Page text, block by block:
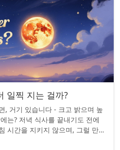
일찍 지는 걸까?
, 거기 있습니다 - 크고 밝으며 높
는? 저녁 식사를 끝내기도 전에
시간을 지키지 않으며, 그럴 만한